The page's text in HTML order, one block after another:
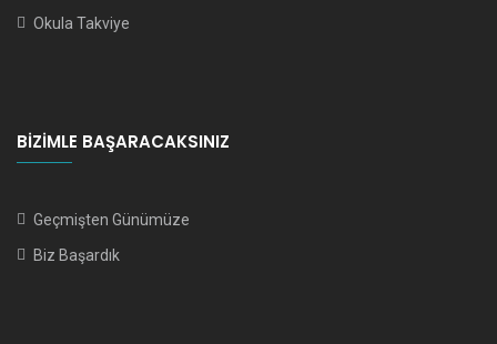
Okula Takviye
BIZIMLE BAŞARACAKSINIZ
Geçmişten Günümüze
Biz Başardık